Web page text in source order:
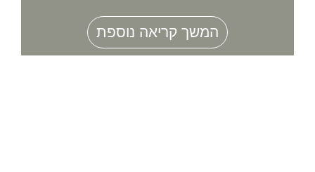
המשך קריאה נוספת